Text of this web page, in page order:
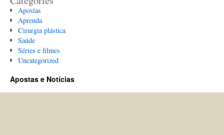
Apostas
Aprenda
Cirurgia plástica
Saúde
Séries e filmes
Uncategorized
Apostas e Notícias